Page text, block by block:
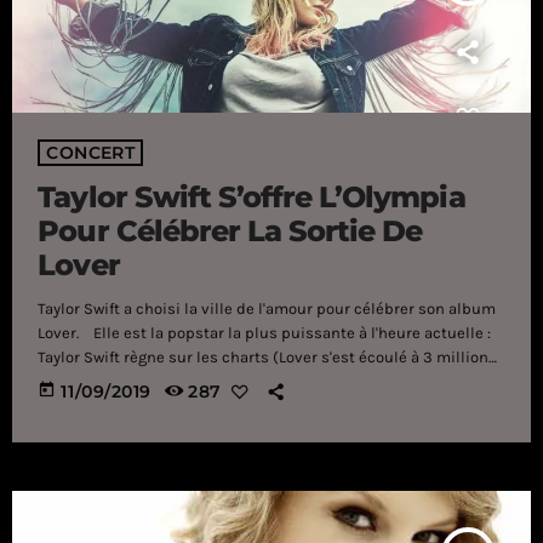
CONCERT
Taylor Swift S’offre L’Olympia
Pour Célébrer La Sortie De
Lover
Taylor Swift a choisi la ville de l'amour pour célébrer son album
Lover. Elle est la popstar la plus puissante à l'heure actuelle :
Taylor Swift règne sur les charts (Lover s'est écoulé à 3 millions
d'exemplaires en moins de deux semaines) et elle aurait
aisément pu choisir un stade aux Etats-Unis pour célébrer
today 11/09/2019 287